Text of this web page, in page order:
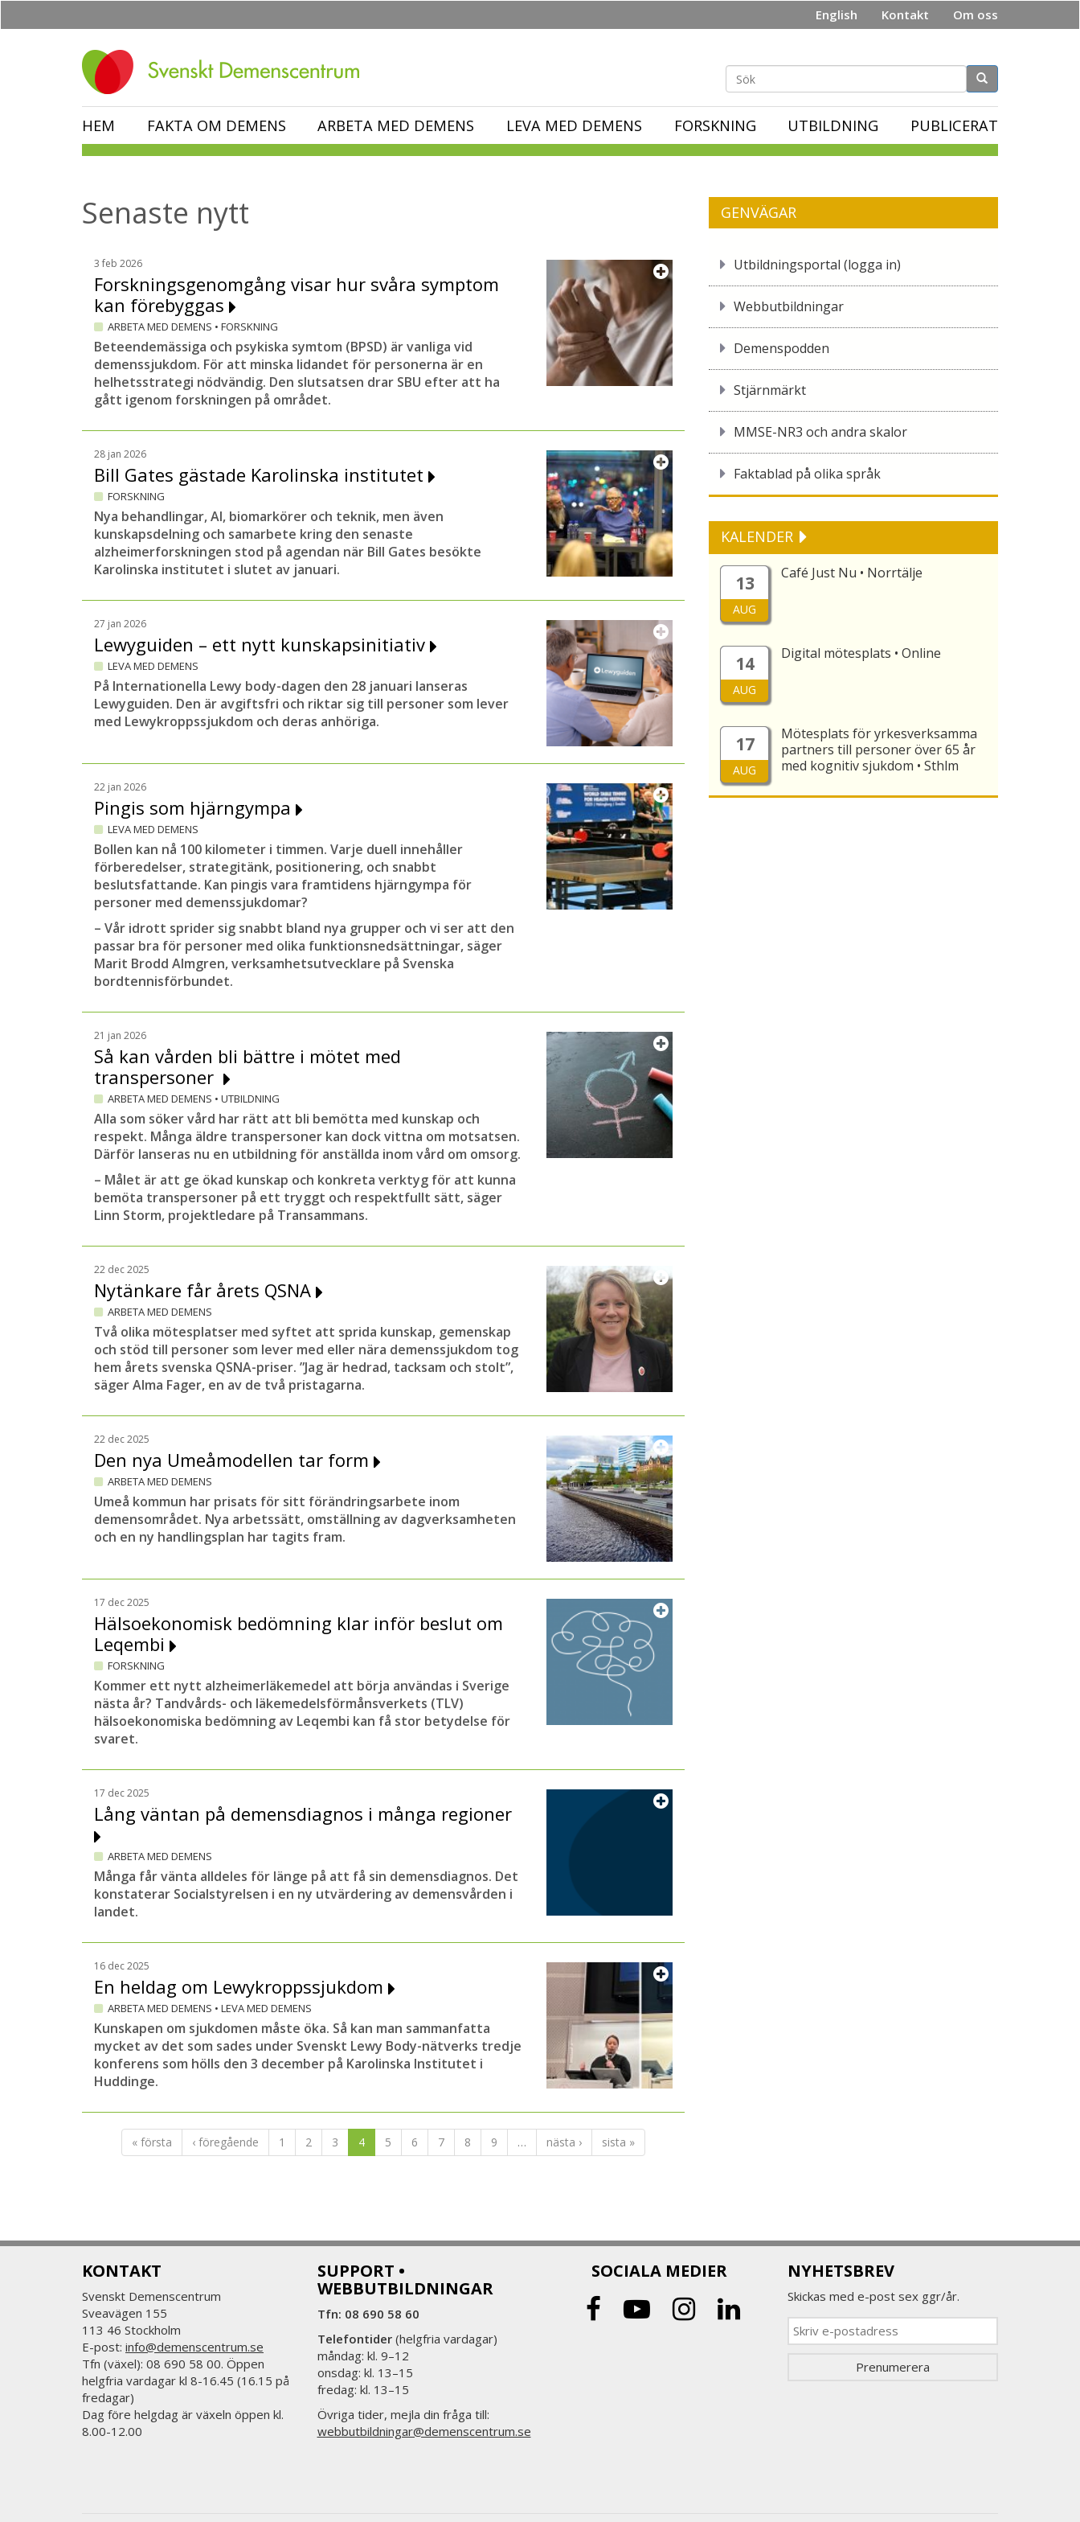
English Kontakt Om oss
Sökformulär
HEM FAKTA OM DEMENS ARBETA MED DEMENS LEVA MED DEMENS FORSKNING UTBILDNING PUBLICERAT
Senaste nytt
3 feb 2026
Forskningsgenomgång visar hur svåra symptom
kan förebyggas
ARBETA MED DEMENS • FORSKNING
Beteendemässiga och psykiska symtom (BPSD) är vanliga vid
demenssjukdom. För att minska lidandet för personerna är en
helhetsstrategi nödvändig. Den slutsatsen drar SBU efter att ha
gått igenom forskningen på området.
28 jan 2026
Bill Gates gästade Karolinska institutet
FORSKNING
Nya behandlingar, AI, biomarkörer och teknik, men även
kunskapsdelning och samarbete kring den senaste
alzheimerforskningen stod på agendan när Bill Gates besökte
Karolinska institutet i slutet av januari.
27 jan 2026
Lewyguiden – ett nytt kunskapsinitiativ
LEVA MED DEMENS
På Internationella Lewy body-dagen den 28 januari lanseras
Lewyguiden. Den är avgiftsfri och riktar sig till personer som lever
med Lewykroppssjukdom och deras anhöriga.
22 jan 2026
Pingis som hjärngympa
LEVA MED DEMENS
Bollen kan nå 100 kilometer i timmen. Varje duell innehåller
förberedelser, strategitänk, positionering, och snabbt
beslutsfattande. Kan pingis vara framtidens hjärngympa för
personer med demenssjukdomar?
– Vår idrott sprider sig snabbt bland nya grupper och vi ser att den
passar bra för personer med olika funktionsnedsättningar, säger
Marit Brodd Almgren, verksamhetsutvecklare på Svenska
bordtennisförbundet.
21 jan 2026
Så kan vården bli bättre i mötet med
transpersoner
ARBETA MED DEMENS • UTBILDNING
Alla som söker vård har rätt att bli bemötta med kunskap och
respekt. Många äldre transpersoner kan dock vittna om motsatsen.
Därför lanseras nu en utbildning för anställda inom vård om omsorg.
– Målet är att ge ökad kunskap och konkreta verktyg för att kunna
bemöta transpersoner på ett tryggt och respektfullt sätt, säger
Linn Storm, projektledare på Transammans.
22 dec 2025
Nytänkare får årets QSNA
ARBETA MED DEMENS
Två olika mötesplatser med syftet att sprida kunskap, gemenskap
och stöd till personer som lever med eller nära demenssjukdom tog
hem årets svenska QSNA-priser. ”Jag är hedrad, tacksam och stolt”,
säger Alma Fager, en av de två pristagarna.
22 dec 2025
Den nya Umeåmodellen tar form
ARBETA MED DEMENS
Umeå kommun har prisats för sitt förändringsarbete inom
demensområdet. Nya arbetssätt, omställning av dagverksamheten
och en ny handlingsplan har tagits fram.
17 dec 2025
Hälsoekonomisk bedömning klar inför beslut om
Leqembi
FORSKNING
Kommer ett nytt alzheimerläkemedel att börja användas i Sverige
nästa år? Tandvårds- och läkemedelsförmånsverkets (TLV)
hälsoekonomiska bedömning av Leqembi kan få stor betydelse för
svaret.
17 dec 2025
Lång väntan på demensdiagnos i många regioner
ARBETA MED DEMENS
Många får vänta alldeles för länge på att få sin demensdiagnos. Det
konstaterar Socialstyrelsen i en ny utvärdering av demensvården i
landet.
16 dec 2025
En heldag om Lewykroppssjukdom
ARBETA MED DEMENS • LEVA MED DEMENS
Kunskapen om sjukdomen måste öka. Så kan man sammanfatta
mycket av det som sades under Svenskt Lewy Body-nätverks tredje
konferens som hölls den 3 december på Karolinska Institutet i
Huddinge.
« första ‹ föregående 1 2 3 4 5 6 7 8 9 … nästa › sista »
GENVÄGAR
Utbildningsportal (logga in)
Webbutbildningar
Demenspodden
Stjärnmärkt
MMSE-NR3 och andra skalor
Faktablad på olika språk
KALENDER
13
AUG
Café Just Nu • Norrtälje
14
AUG
Digital mötesplats • Online
17
AUG
Mötesplats för yrkesverksamma
partners till personer över 65 år
med kognitiv sjukdom • Sthlm
KONTAKT
Svenskt Demenscentrum
Sveavägen 155
113 46 Stockholm
E-post: info@demenscentrum.se
Tfn (växel): 08 690 58 00. Öppen
helgfria vardagar kl 8-16.45 (16.15 på
fredagar)
Dag före helgdag är växeln öppen kl.
8.00-12.00
SUPPORT •
WEBBUTBILDNINGAR
Tfn: 08 690 58 60
Telefontider(helgfria vardagar)
måndag: kl. 9–12
onsdag: kl. 13–15
fredag: kl. 13–15
Övriga tider, mejla din fråga till:
webbutbildningar@demenscentrum.se
SOCIALA MEDIER NYHETSBREV
Skickas med e-post sex ggr/år.